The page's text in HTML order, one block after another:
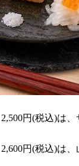
円(税込)は
円(税込)は